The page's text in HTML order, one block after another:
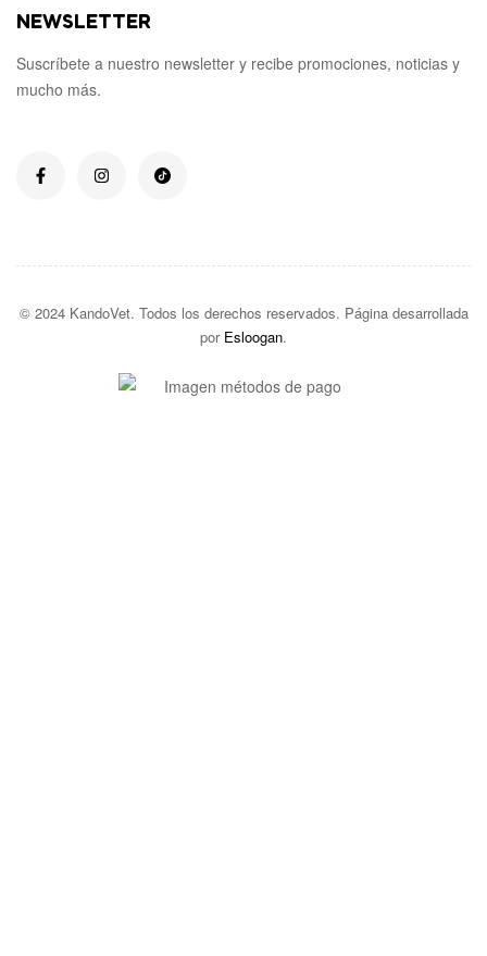
NEWSLETTER
Suscríbete a nuestro newsletter y recibe promociones, noticias y
mucho más.
© 2024 KandoVet. Todos los derechos reservados. Página desarrollada
por Esloogan.